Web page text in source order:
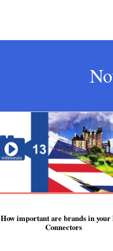
How important are brands in your
Connectors